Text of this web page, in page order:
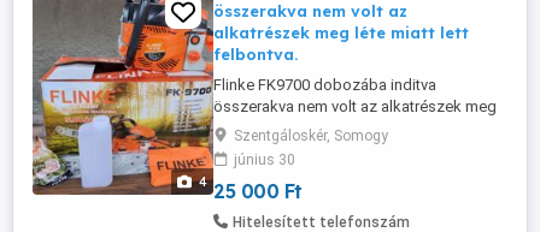
4
összerakva nem volt az
alkatrészek meg léte miatt lett
felbontva.
Flinke FK9700 dobozába inditva
összerakva nem volt az alkatrészek meg
léte miatt lett felbontva.
Szentgáloskér, Somogy
június 30
25 000 Ft
Hitelesített telefonszám